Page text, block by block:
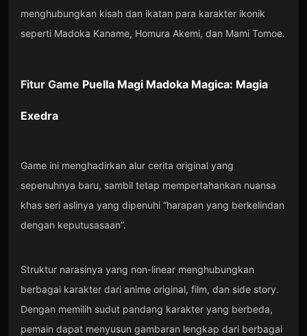
menghubungkan kisah dan ikatan para karakter ikonik
seperti Madoka Kaname, Homura Akemi, dan Mami Tomoe.
Fitur Game Puella Magi Madoka Magica: Magia
Exedra
Game ini menghadirkan alur cerita original yang
sepenuhnya baru, sambil tetap mempertahankan nuansa
khas seri aslinya yang dipenuhi “harapan yang berkelindan
dengan keputusasaan”.
Struktur narasinya yang non-linear menghubungkan
berbagai karakter dari anime original, film, dan side story.
Dengan memilih sudut pandang karakter yang berbeda,
pemain dapat menyusun gambaran lengkap dari berbagai